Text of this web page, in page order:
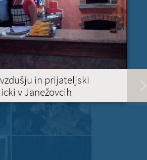
in prijateljski
v Janežovcih